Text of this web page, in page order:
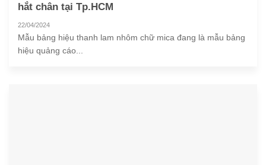
hắt chân tại Tp.HCM
22/04/2024
Mẫu bảng hiệu thanh lam nhôm chữ mica đang là mẫu bảng
hiệu quảng cáo...